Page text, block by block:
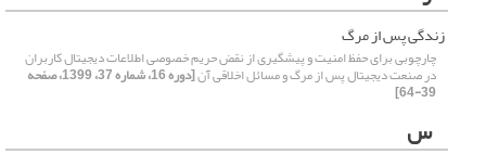
زندگی پس از مرگ
چارچوبی برای حفظ امنیت و پیشگیری از نقض حریم خصوصی اطلاعات دیجیتال کاربران
در صنعت دیجیتال پس از مرگ و مسائل اخلاقی آن [دوره 16، شماره 37، 1399، صفحه
39-64]
س